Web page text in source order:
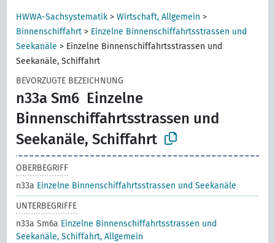
HWWA-Sachsystematik >Wirtschaft, Allgemein >
Binnenschiffahrt > Einzelne Binnenschiffahrtsstrassen und
Seekanäle > Einzelne Binnenschiffahrtsstrassen und
Seekanäle, Schiffahrt
BEVORZUGTE BEZEICHNUNG
n33a Sm6 Einzelne
Binnenschiffahrtsstrassen und
Seekanäle, Schiffahrt
OBERBEGRIFF
n33a Einzelne Binnenschiffahrtsstrassen und Seekanäle
UNTERBEGRIFFE
n33a Sm6a Einzelne Binnenschiffahrtsstrassen und
Seekanäle, Schiffahrt, Allgemein